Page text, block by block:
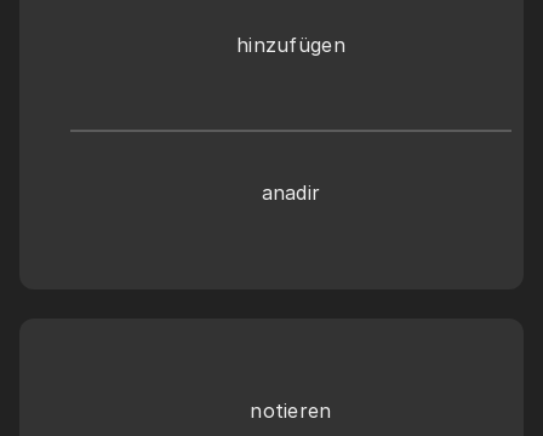
hinzufügen
anadir
notieren